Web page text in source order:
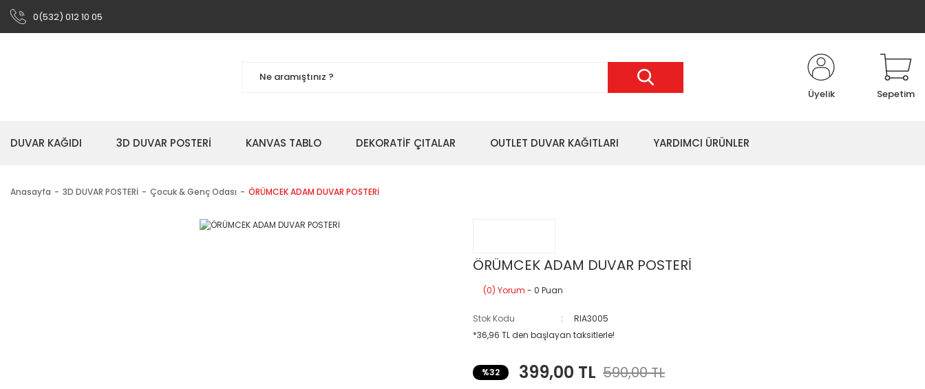
0(532) 012 10 05
Üyelik Sepetim
DUVAR KAĞIDI 3D DUVAR POSTERİ KANVAS TABLO DEKORATİF ÇITALAR OUTLET DUVAR KAĞITLARI YARDIMCI ÜRÜNLER
Anasayfa 3D DUVAR POSTERİ Çocuk & Genç Odası ÖRÜMCEK ADAM DUVAR POSTERİ
ÖRÜMCEK ADAM DUVAR POSTERİ
(0) Yorum - 0 Puan
Stok Kodu
RIA3005
*36,96 TL den başlayan taksitlerle!
%32 399,00 TL 590,00 TL